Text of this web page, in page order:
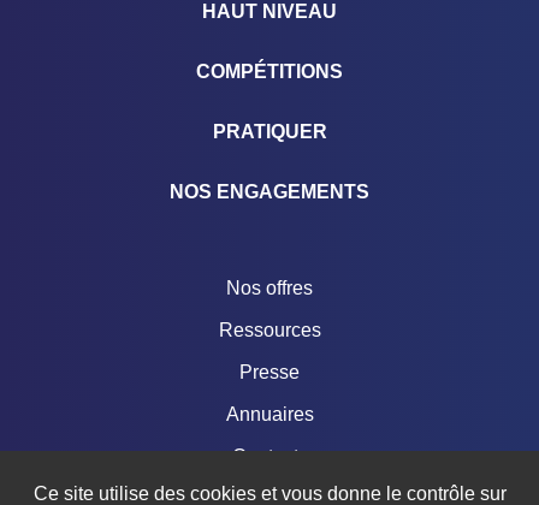
HAUT NIVEAU
COMPÉTITIONS
PRATIQUER
NOS ENGAGEMENTS
Nos offres
Ressources
Presse
Annuaires
Contacts
Boutique
Ce site utilise des cookies et vous donne le contrôle sur